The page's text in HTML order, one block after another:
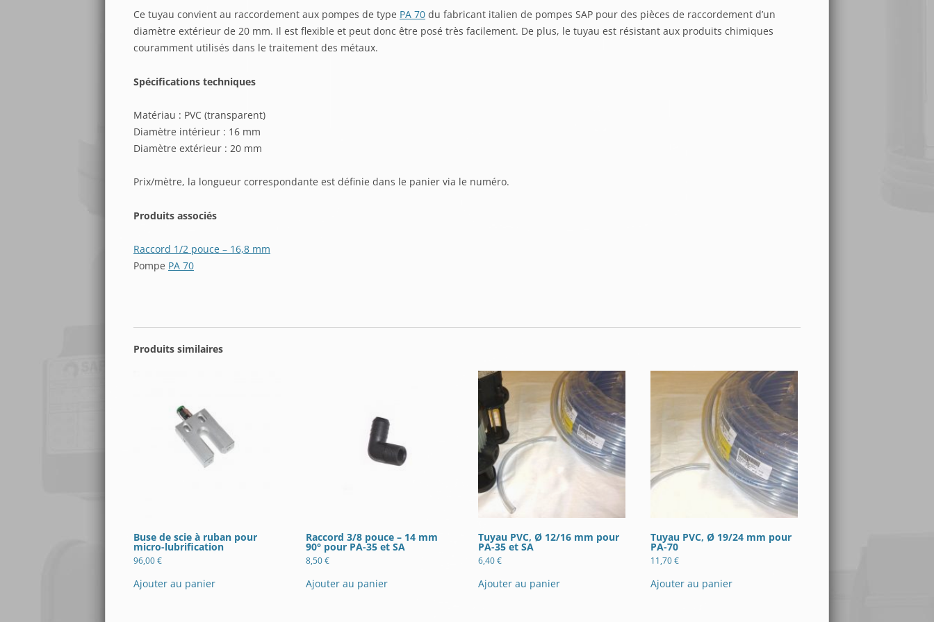
Ce tuyau convient au raccordement aux pompes de type PA 70 du fabricant italien de pompes SAP pour des pièces de raccordement d’un
diamètre extérieur de 20 mm. Il est flexible et peut donc être posé très facilement. De plus, le tuyau est résistant aux produits chimiques
couramment utilisés dans le traitement des métaux.
Spécifications techniques
Matériau : PVC (transparent)
Diamètre intérieur : 16 mm
Diamètre extérieur : 20 mm
Prix/mètre, la longueur correspondante est définie dans le panier via le numéro.
Produits associés
Raccord 1/2 pouce – 16,8 mm
Pompe PA 70
Produits similaires
Buse de scie à ruban pour
micro-lubrification
96,00€
Ajouter au panier
Raccord 3/8 pouce – 14 mm
90° pour PA-35 et SA
8,50€
Ajouter au panier
Tuyau PVC, Ø 12/16 mm pour
PA-35 et SA
6,40€
Ajouter au panier
Tuyau PVC, Ø 19/24 mm pour
PA-70
11,70€
Ajouter au panier